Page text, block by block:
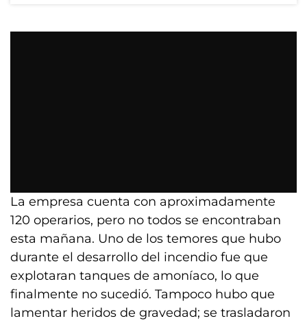
La empresa cuenta con aproximadamente
120 operarios, pero no todos se encontraban
esta mañana. Uno de los temores que hubo
durante el desarrollo del incendio fue que
explotaran tanques de amoníaco, lo que
finalmente no sucedió. Tampoco hubo que
lamentar heridos de gravedad; se trasladaron